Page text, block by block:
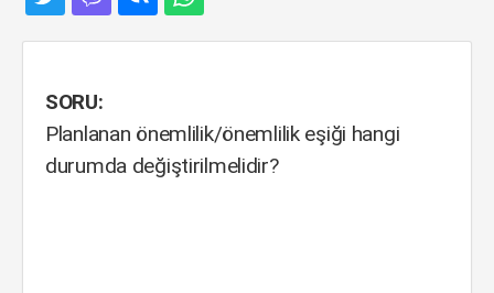
SORU:
Planlanan önemlilik/önemlilik eşiği hangi
durumda değiştirilmelidir?